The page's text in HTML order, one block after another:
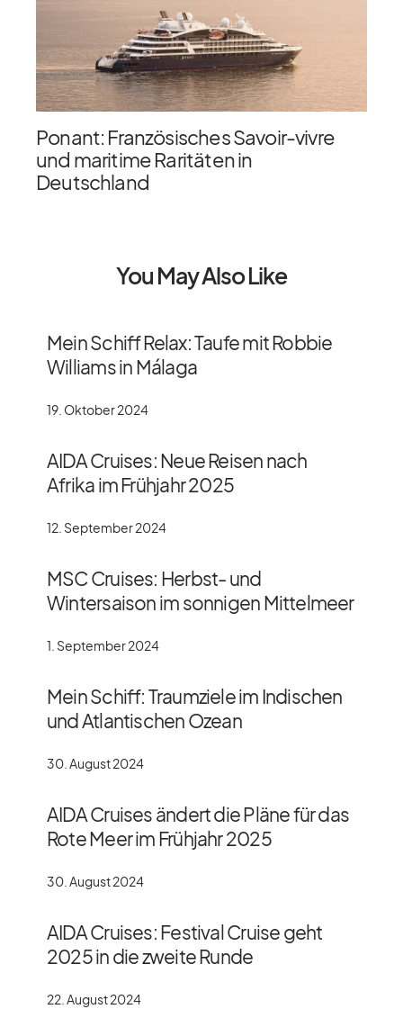
Ponant: Französisches Savoir-vivre
und maritime Raritäten in
Deutschland
You May Also Like
Mein Schiff Relax: Taufe mit Robbie
Williams in Málaga
19. Oktober 2024
AIDA Cruises: Neue Reisen nach
Afrika im Frühjahr 2025
12. September 2024
MSC Cruises: Herbst- und
Wintersaison im sonnigen Mittelmeer
1. September 2024
Mein Schiff: Traumziele im Indischen
und Atlantischen Ozean
30. August 2024
AIDA Cruises ändert die Pläne für das
Rote Meer im Frühjahr 2025
30. August 2024
AIDA Cruises: Festival Cruise geht
2025 in die zweite Runde
22. August 2024